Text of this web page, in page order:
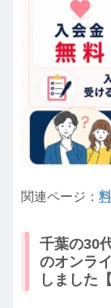
関連ページ：
千葉の30
のオンラ
しました